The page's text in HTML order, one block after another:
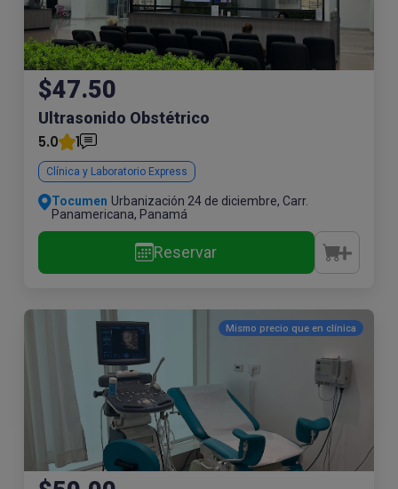
$47.50
Ultrasonido Obstétrico
5.0
1
Clínica y Laboratorio Express
Tocumen Urbanización 24 de diciembre, Carr.
Panamericana, Panamá
Reservar
Mismo precio que en clínica